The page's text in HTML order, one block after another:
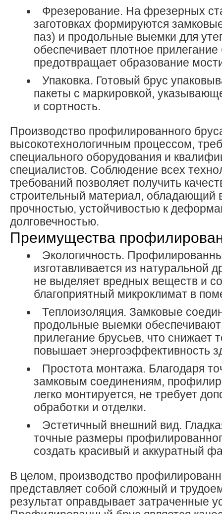
Фрезерование. На фрезерных
заготовках формируются
паз) и продольные выемки для
обеспечивает плотное прилегание
предотвращает образование
Упаковка. Готовый брус
пакеты с маркировкой,
и сортность.
Производство профилированного
высокотехнологичным процессом,
специального оборудования и
специалистов. Соблюдение всех
требований позволяет получить
строительный материал, обладающий
прочностью, устойчивостью к
долговечностью.
Преимущества
Экологичность.
изготавливается из натуральной
не выделяет вредных веществ и
благоприятный микроклимат в
Теплоизоляция. Замковые
продольные выемки
прилегание брусьев, что снижает
повышает энергоэффективность
Простота монтажа. Благодаря
замковым соединениям,
легко монтируется, не требует
обработки и отделки.
Эстетичный внешний вид.
точные размеры
создать красивый и аккуратный
В целом, производство
представляет собой сложный и
результат оправдывает затраченные